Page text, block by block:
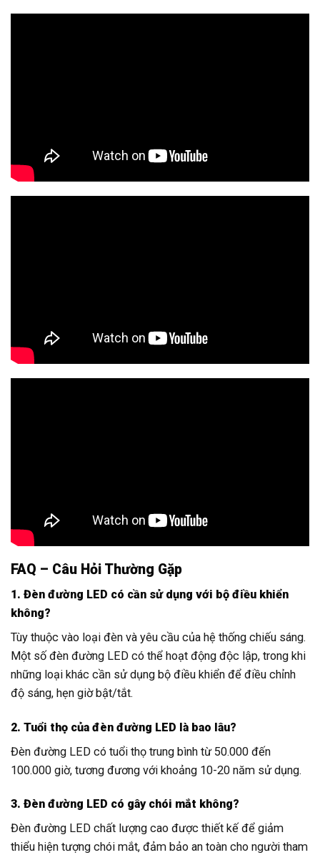
FAQ – Câu Hỏi Thường Gặp
1. Đèn đường LED có cần sử dụng với bộ điều khiển
không?
Tùy thuộc vào loại đèn và yêu cầu của hệ thống chiếu sáng.
Một số đèn đường LED có thể hoạt động độc lập, trong khi
những loại khác cần sử dụng bộ điều khiển để điều chỉnh
độ sáng, hẹn giờ bật/tắt.
2. Tuổi thọ của đèn đường LED là bao lâu?
Đèn đường LED có tuổi thọ trung bình từ 50.000 đến
100.000 giờ, tương đương với khoảng 10-20 năm sử dụng.
3. Đèn đường LED có gây chói mắt không?
Đèn đường LED chất lượng cao được thiết kế để giảm
thiểu hiện tượng chói mắt, đảm bảo an toàn cho người tham